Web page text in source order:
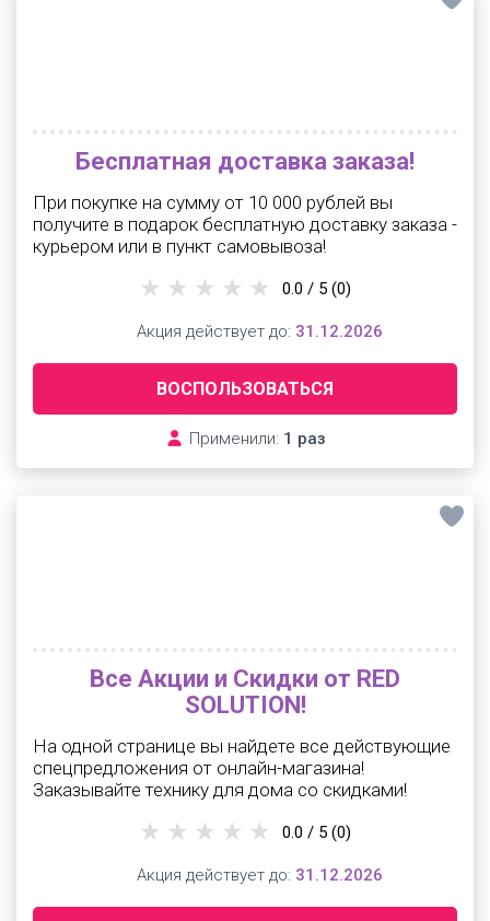
Бесплатная доставка заказа!
При покупке на сумму от 10 000 рублей вы
получите в подарок бесплатную доставку заказа -
курьером или в пункт самовывоза!
ВОСПОЛЬЗОВАТЬСЯ
Применили: 1 раз
0.0 / 5 (0)
Акция действует до: 31.12.2026
Все Акции и Скидки от RED
SOLUTION!
На одной странице вы найдете все действующие
спецпредложения от онлайн-магазина!
Заказывайте технику для дома со скидками!
0.0 / 5 (0)
Акция действует до: 31.12.2026